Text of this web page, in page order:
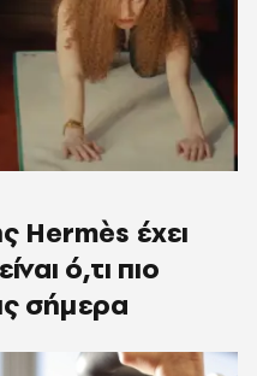
Hermès έχει
ό,τι πιο
σήμερα